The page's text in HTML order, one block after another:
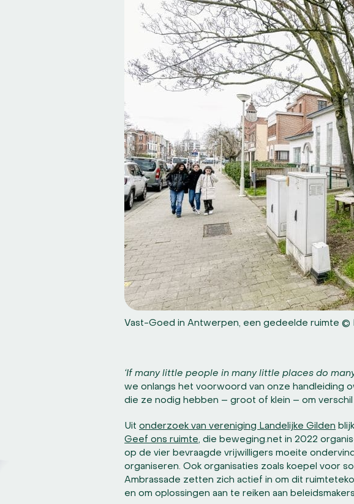
Vast-Goed in Antwerpen, een gedeelde ruimte ©
‘If many little people in many little places do
we onlangs het voorwoord van onze handleiding
die ze nodig hebben – groot of klein – om verschil
Uitonderzoek van vereniging Landelijke Gilden
Geef ons ruimte, die beweging.net in 2022
op de vier bevraagde vrijwilligers moeite
organiseren. Ook organisaties zoals koepel voor
Ambrassade zetten zich actief in om dit
en om oplossingen aan te reiken aan